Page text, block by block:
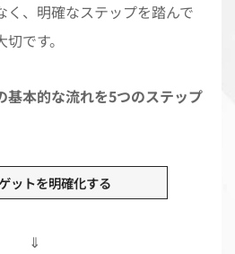
く、明確なステップを踏んで
です。
基本的な流れを5つのステップ
ットを明確化する
⇓